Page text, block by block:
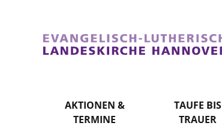
AKTIONEN &
TERMINE
TAUFE BIS
TRAUER